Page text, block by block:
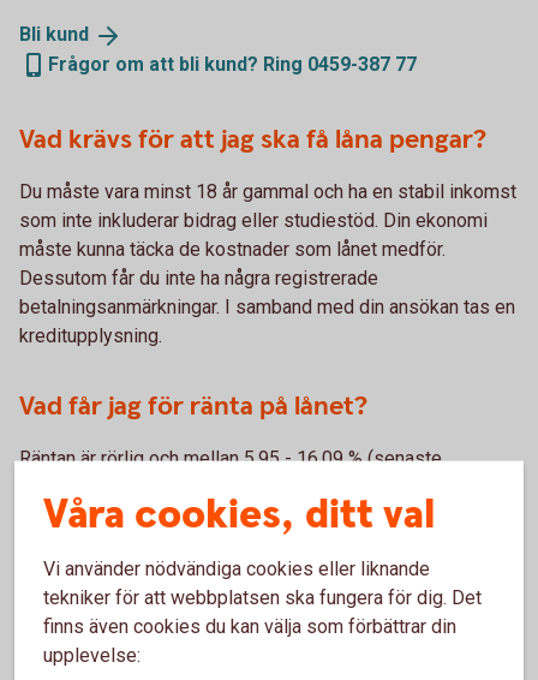
Bli kund
Frågor om att bli kund? Ring 0459-387 77
Vad krävs för att jag ska få låna pengar?
Du måste vara minst 18 år gammal och ha en stabil inkomst
som inte inkluderar bidrag eller studiestöd. Din ekonomi
måste kunna täcka de kostnader som lånet medför.
Dessutom får du inte ha några registrerade
betalningsanmärkningar. I samband med din ansökan tas en
kreditupplysning.
Vad får jag för ränta på lånet?
Räntan är rörlig och mellan 5,95 - 16,09 % (senaste
ekonomiska förutsättningar.
När får jag mina pengar?
Om du har skickat in din ansökan online och den blir
godkänd, kommer pengarna att sättas in på ditt konto direkt
Våra cookies, ditt val
Vi använder nödvändiga cookies eller liknande
tekniker för att webbplatsen ska fungera för dig. Det
finns även cookies du kan välja som förbättrar din
upplevelse: